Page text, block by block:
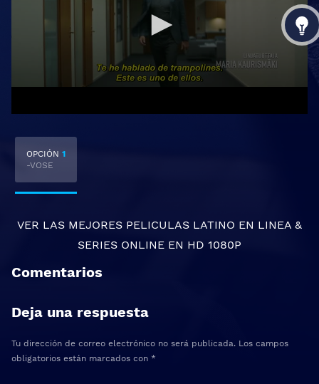
OPCIÓN 1
-VOSE
VER LAS MEJORES PELICULAS LATINO EN LINEA &
SERIES ONLINE EN HD 1080P
Comentarios
Deja una respuesta
Tu dirección de correo electrónico no será publicada. Los campos
obligatorios están marcados con *